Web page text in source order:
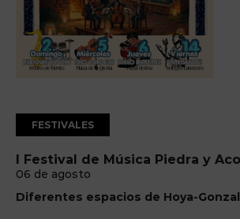
FESTIVALES
I Festival de Música Piedra y
06 de agosto
Diferentes espacios de Hoya-